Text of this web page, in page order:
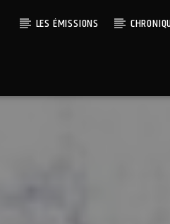
LES ÉMISSIONS